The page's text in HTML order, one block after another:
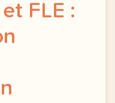
FLE :